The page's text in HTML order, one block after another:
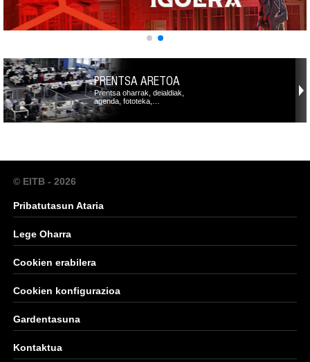
PRENTSA ARETOA
Prentsa oharrak, deialdiak,
agenda, fototeka,…
© EITB - 2026
Pribatutasun Ataria
Lege Oharra
Cookien erabilera
Cookien konfigurazioa
Gardentasuna
Kontaktua